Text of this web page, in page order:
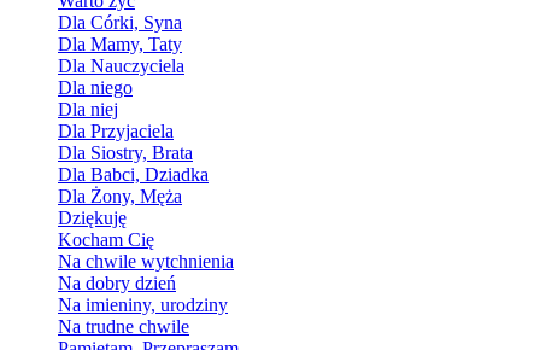
Dla Córki, Syna
Dla Mamy, Taty
Dla Nauczyciela
Dla niego
Dla niej
Dla Przyjaciela
Dla Siostry, Brata
Dla Babci, Dziadka
Dla Żony, Męża
Dziękuję
Kocham Cię
Na chwile wytchnienia
Na dobry dzień
Na imieniny, urodziny
Na trudne chwile